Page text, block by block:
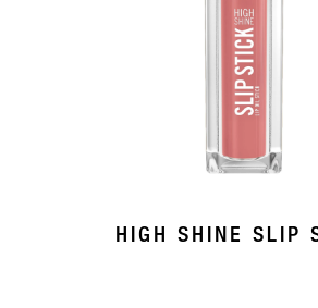
HIGH SHINE SLIP